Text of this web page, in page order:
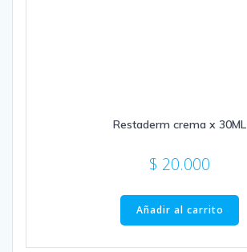
Restaderm crema x 30ML
$ 20.000
Añadir al carrito